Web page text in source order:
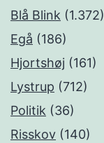
Blå Blink (1.372)
Egå (186)
Hjortshøj (161)
Lystrup (712)
Politik (36)
Risskov (140)